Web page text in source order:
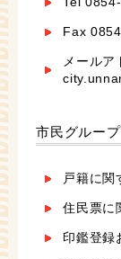
Fax
メール
市民グルー
戸籍に関
住民票に
印鑑登録